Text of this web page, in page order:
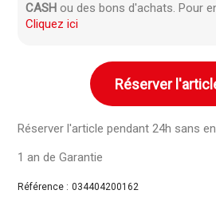
CASH ou des bons d'achats. Pour
Cliquez ici
Réserver
Réserver l'article pendant 24h sans
1 an de Garantie
Référence : 034404200162